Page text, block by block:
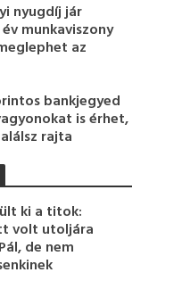
nyugdíj jár
munkaviszony
az
bankjegyed
is érhet,
rajta
ki a titok:
volt utoljára
de nem